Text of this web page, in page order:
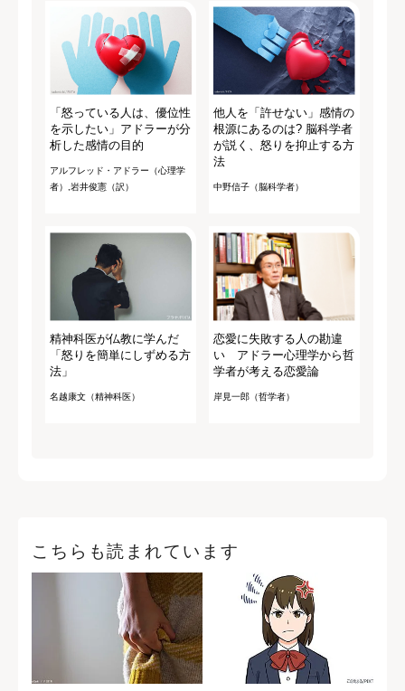
「怒っている人は、優位性
を示したい」アドラーが分
析した感情の目的
アルフレッド・アドラー（心理学
者）,岩井俊憲（訳）
他人を「許せない」感情の
根源にあるのは? 脳科学者
が説く、怒りを抑止する方
法
中野信子（脳科学者）
精神科医が仏教に学んだ
「怒りを簡単にしずめる方
法」
名越康文（精神科医）
恋愛に失敗する人の勘違
い アドラー心理学から哲
学者が考える恋愛論
岸見一郎（哲学者）
こちらも読まれています